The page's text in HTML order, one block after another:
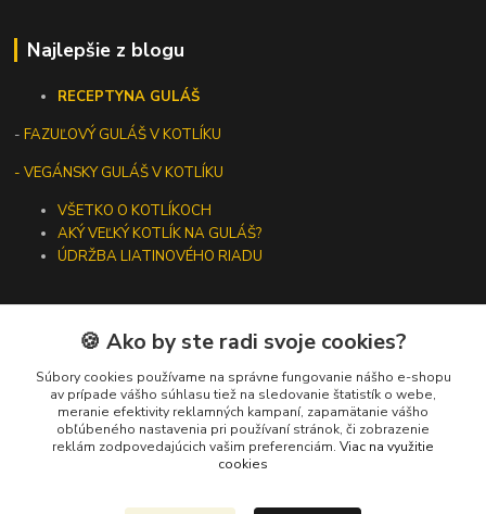
Najlepšie z blogu
RECEPTYNA GULÁŠ
-FAZUĽOVÝ GULÁŠ V KOTLÍKU
- VEGÁNSKY GULÁŠ V KOTLÍKU
VŠETKO O KOTLÍKOCH
AKÝ VEĽKÝ KOTLÍK NA GULÁŠ?
ÚDRŽBA LIATINOVÉHO RIADU
Kontakty
+421 919 275 553
(Po-Pia, 10-13 hod.)
🍪 Ako by ste radi svoje cookies?
Súbory cookies používame na správne fungovanie nášho e-shopu
av prípade vášho súhlasu tiež na sledovanie štatistík o webe,
meranie efektivity reklamných kampaní, zapamätanie vášho
obľúbeného nastavenia pri používaní stránok, či zobrazenie
reklám zodpovedajúcich vašim preferenciám. Viac na využitie
cookies